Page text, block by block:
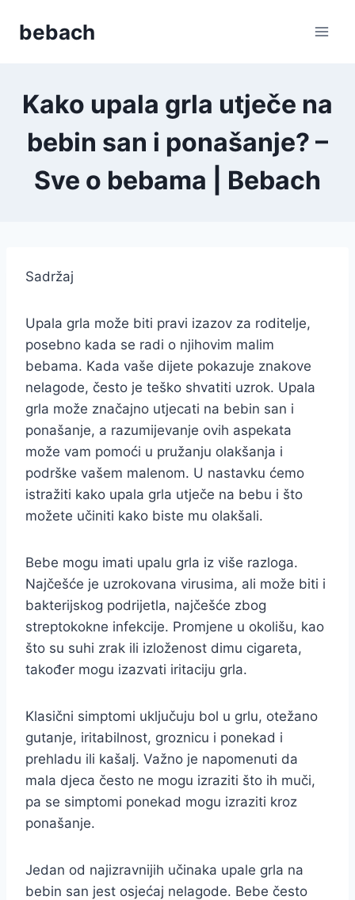
bebach
Kako upala grla utječe na
bebin san i ponašanje? –
Sve o bebama | Bebach
Sadržaj
Upala grla može biti pravi izazov za roditelje,
posebno kada se radi o njihovim malim
bebama. Kada vaše dijete pokazuje znakove
nelagode, često je teško shvatiti uzrok. Upala
grla može značajno utjecati na bebin san i
ponašanje, a razumijevanje ovih aspekata
može vam pomoći u pružanju olakšanja i
podrške vašem malenom. U nastavku ćemo
istražiti kako upala grla utječe na bebu i što
možete učiniti kako biste mu olakšali.
Bebe mogu imati upalu grla iz više razloga.
Najčešće je uzrokovana virusima, ali može biti i
bakterijskog podrijetla, najčešće zbog
streptokokne infekcije. Promjene u okolišu, kao
što su suhi zrak ili izloženost dimu cigareta,
također mogu izazvati iritaciju grla.
Klasični simptomi uključuju bol u grlu, otežano
gutanje, iritabilnost, groznicu i ponekad i
prehladu ili kašalj. Važno je napomenuti da
mala djeca često ne mogu izraziti što ih muči,
pa se simptomi ponekad mogu izraziti kroz
ponašanje.
Jedan od najizravnijih učinaka upale grla na
bebin san jest osjećaj nelagode. Bebe često